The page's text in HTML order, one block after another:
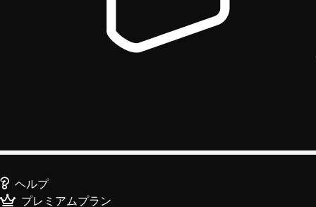
ヘルプ
プレミアムプラン